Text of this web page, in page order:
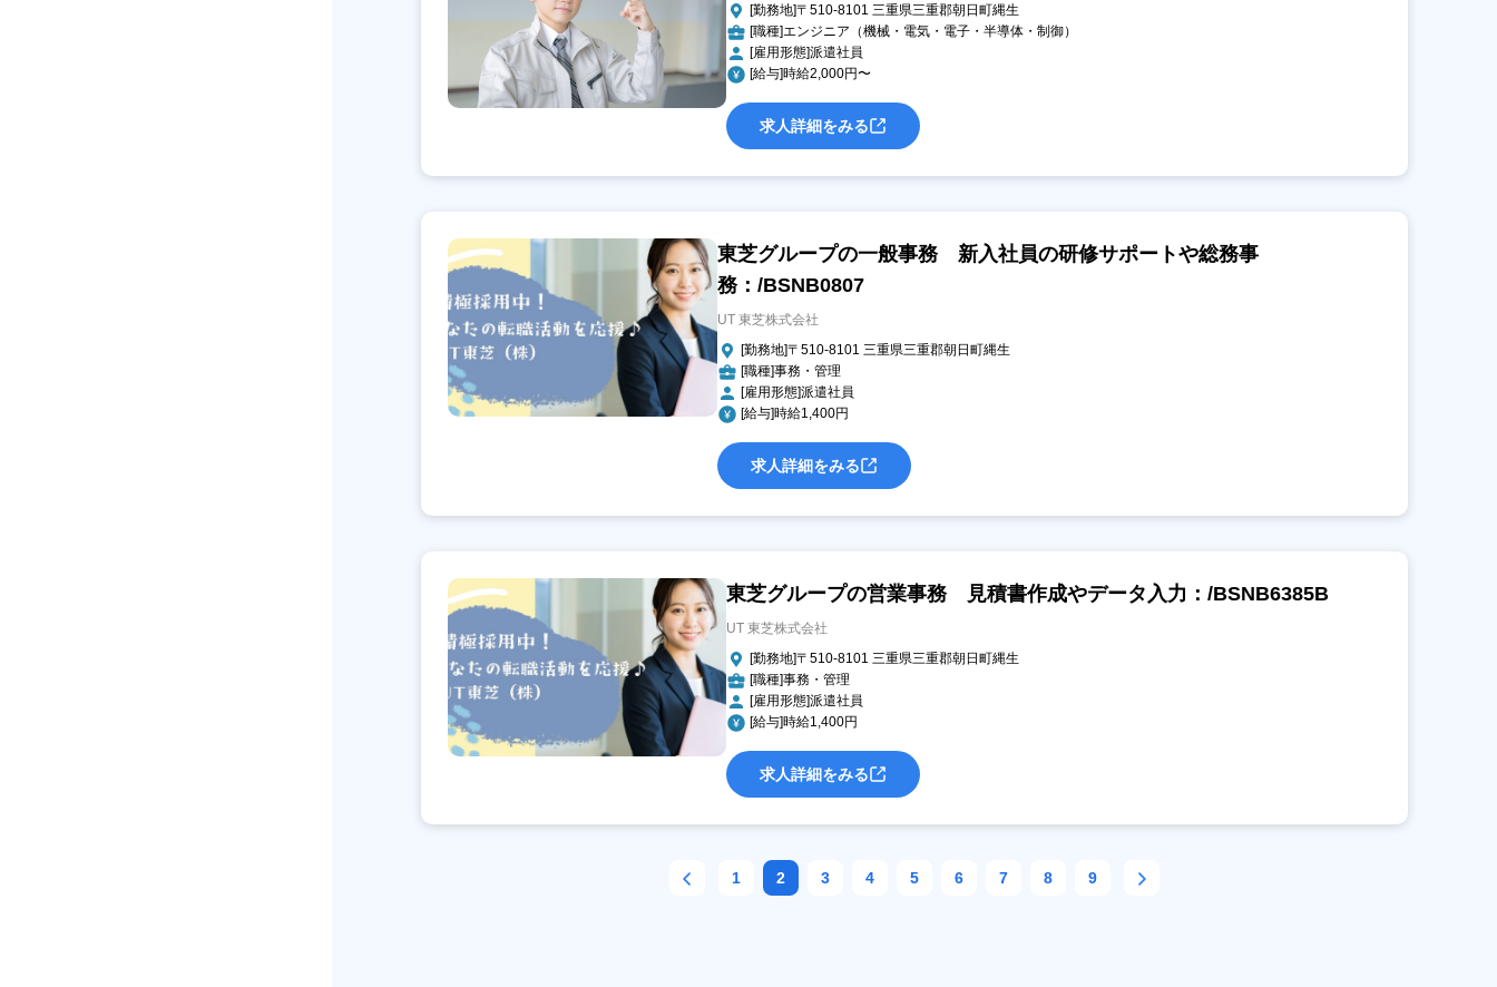
[勤務地]〒510-8101 三重県三重郡朝日町縄生
[職種]エンジニア（機械・電気・電子・半導体・制御）
[雇用形態]派遣社員
[給与]時給2,000円〜
求人詳細をみる
東芝グループの一般事務 新入社員の研修サポートや総務事
務：/BSNB0807
UT 東芝株式会社
[勤務地]〒510-8101 三重県三重郡朝日町縄生
[職種]事務・管理
[雇用形態]派遣社員
[給与]時給1,400円
求人詳細をみる
東芝グループの営業事務 見積書作成やデータ入力：/BSNB6385B
UT 東芝株式会社
[勤務地]〒510-8101 三重県三重郡朝日町縄生
[職種]事務・管理
[雇用形態]派遣社員
[給与]時給1,400円
求人詳細をみる
1 2 3 4 5 6 7 8 9